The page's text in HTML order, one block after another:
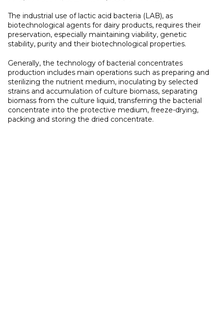
The industrial use of lactic acid bacteria (LAB), as
biotechnological agents for dairy products, requires their
preservation, especially maintaining viability, genetic
stability, purity and their biotechnological properties.
Generally, the technology of bacterial concentrates
production includes main operations such as preparing and
sterilizing the nutrient medium, inoculating by selected
strains and accumulation of culture biomass, separating
biomass from the culture liquid, transferring the bacterial
concentrate into the protective medium, freeze-drying,
packing and storing the dried concentrate.